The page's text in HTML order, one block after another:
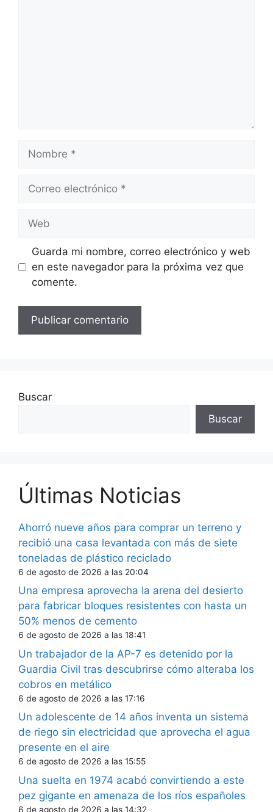
Nombre
Correo
Web
Guarda mi nombre, correo electrónico y web
en este navegador para la próxima vez que
comente.
Buscar
Buscar
Últimas Noticias
Ahorró nueve años para comprar un terreno y
recibió una casa levantada con más de siete
toneladas de plástico reciclado
6 de agosto de 2026 a las 20:04
Una empresa aprovecha la arena del desierto
para fabricar bloques resistentes con hasta un
50% menos de cemento
6 de agosto de 2026 a las 18:41
Un trabajador de la AP-7 es detenido por la
Guardia Civil tras descubrirse cómo alteraba los
cobros en metálico
6 de agosto de 2026 a las 17:16
Un adolescente de 14 años inventa un sistema
de riego sin electricidad que aprovecha el agua
presente en el aire
6 de agosto de 2026 a las 15:55
Una suelta en 1974 acabó convirtiendo a este
pez gigante en amenaza de los ríos españoles
6 de agosto de 2026 a las 14:32